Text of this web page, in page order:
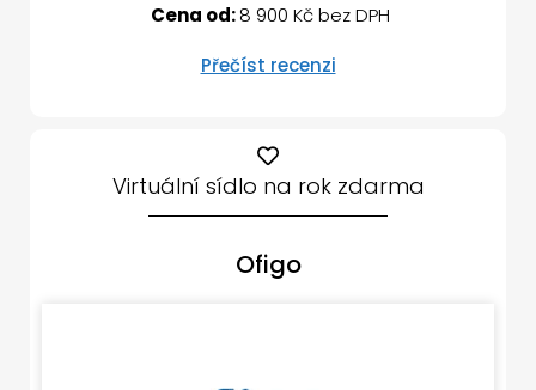
Cena od:8 900 Kč bez DPH
Přečíst recenzi
Virtuální sídlo na rok zdarma
Ofigo